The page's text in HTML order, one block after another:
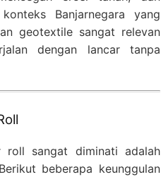
Banjarnegara yang
geotextile sangat relevan
dengan lancar tanpa
roll sangat diminati adalah
beberapa keunggulan